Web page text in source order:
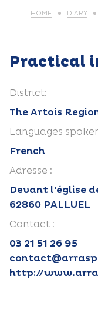
HOME DIARY
Practical
District:
The Artois
Languages
French
Adresse :
Devant l'église
62860 PALLUEL
Contact :
03 21 51 26 95
http://